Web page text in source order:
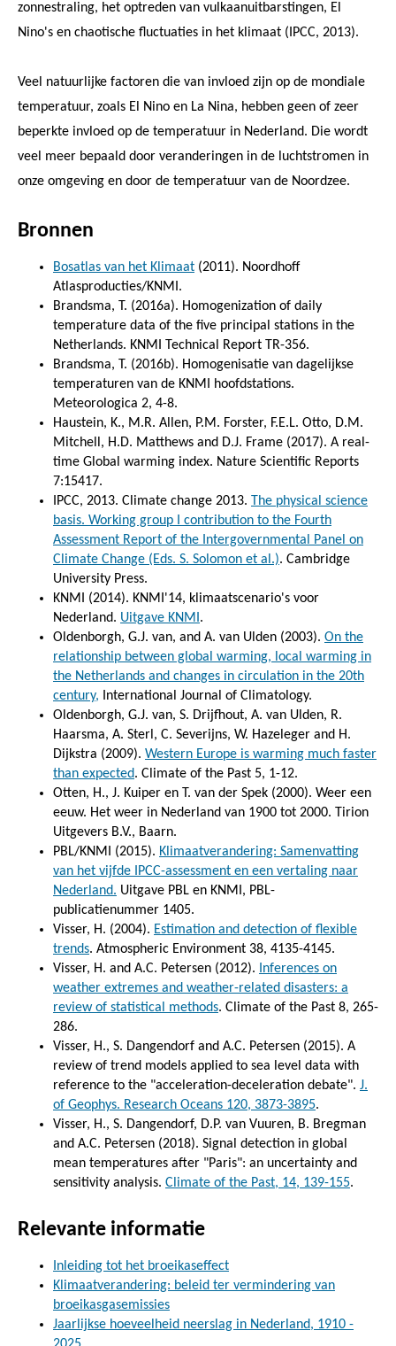
zonnestraling, het optreden van vulkaanuitbarstingen, El
Nino's en chaotische fluctuaties in het klimaat (IPCC, 2013).
Veel natuurlijke factoren die van invloed zijn op de mondiale
temperatuur, zoals El Nino en La Nina, hebben geen of zeer
beperkte invloed op de temperatuur in Nederland. Die wordt
veel meer bepaald door veranderingen in de luchtstromen in
onze omgeving en door de temperatuur van de Noordzee.
Bronnen
Bosatlas van het Klimaat (2011). Noordhoff
Atlasproducties/KNMI.
Brandsma, T. (2016a). Homogenization of daily
temperature data of the five principal stations in the
Netherlands. KNMI Technical Report TR-356.
Brandsma, T. (2016b). Homogenisatie van dagelijkse
temperaturen van de KNMI hoofdstations.
Meteorologica 2, 4-8.
Haustein, K., M.R. Allen, P.M. Forster, F.E.L. Otto, D.M.
Mitchell, H.D. Matthews and D.J. Frame (2017). A real-
time Global warming index. Nature Scientific Reports
7:15417.
IPCC, 2013. Climate change 2013. The physical science
basis. Working group I contribution to the Fourth
Assessment Report of the Intergovernmental Panel on
Climate Change (Eds. S. Solomon et al.). Cambridge
University Press.
KNMI (2014). KNMI'14, klimaatscenario's voor
Nederland. Uitgave KNMI.
Oldenborgh, G.J. van, and A. van Ulden (2003). On the
relationship between global warming, local warming in
the Netherlands and changes in circulation in the 20th
century, International Journal of Climatology.
Oldenborgh, G.J. van, S. Drijfhout, A. van Ulden, R.
Haarsma, A. Sterl, C. Severijns, W. Hazeleger and H.
Dijkstra (2009). Western Europe is warming much faster
than expected. Climate of the Past 5, 1-12.
Otten, H., J. Kuiper en T. van der Spek (2000). Weer een
eeuw. Het weer in Nederland van 1900 tot 2000. Tirion
Uitgevers B.V., Baarn.
PBL/KNMI (2015). Klimaatverandering: Samenvatting
van het vijfde IPCC-assessment en een vertaling naar
Nederland. Uitgave PBL en KNMI, PBL-
publicatienummer 1405.
Visser, H. (2004). Estimation and detection of flexible
trends. Atmospheric Environment 38, 4135-4145.
Visser, H. and A.C. Petersen (2012). Inferences on
weather extremes and weather-related disasters: a
review of statistical methods. Climate of the Past 8, 265-
286.
Visser, H., S. Dangendorf and A.C. Petersen (2015). A
review of trend models applied to sea level data with
reference to the "acceleration-deceleration debate". J.
of Geophys. Research Oceans 120, 3873-3895.
Visser, H., S. Dangendorf, D.P. van Vuuren, B. Bregman
and A.C. Petersen (2018). Signal detection in global
mean temperatures after "Paris": an uncertainty and
sensitivity analysis. Climate of the Past, 14, 139-155.
Relevante informatie
Inleiding tot het broeikaseffect
Klimaatverandering: beleid ter vermindering van
broeikasgasemissies
Jaarlijkse hoeveelheid neerslag in Nederland, 1910 -